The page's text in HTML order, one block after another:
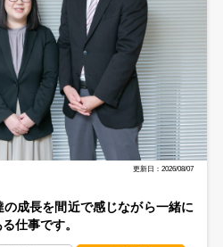
更新日：2026/08/07
成長を間近で感じながら一緒に
仕事です。